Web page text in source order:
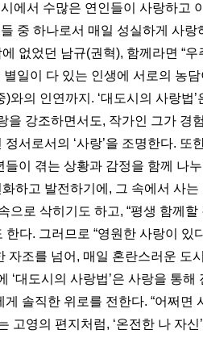
에서 수많은 연인들이 사랑하고
중 하나로서 매일 성실하게 사랑
없었던 남규(권혁), 함께라면 “우
일이 다 있는 인생에 서로의 농
의 인연까지. ‘대도시의 사랑법
을 강조하면서도, 작가인 그가 경
서로서의 ‘사랑’을 조명한다. 또
들이 겪는 상황과 감정을 함께 나
하고 발전하기에, 그 속에서 사는
으로 삭히기도 하고, “평생 함께할
다. 그러므로 “영원한 사랑이 있
자조를 넘어, 매일 혼란스러운 도
‘대도시의 사랑법’은 사랑을 통해
솔직한 위로를 전한다. “어쩌면
고영의 편지처럼, ‘온전한 나 자